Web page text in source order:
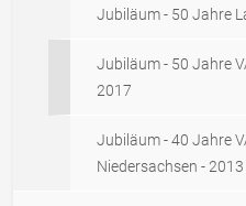
Jubiläum - 50 Jahre
Jubiläum - 50 Jahre
2017
Jubiläum - 40 Jahre
Niedersachsen - 2013